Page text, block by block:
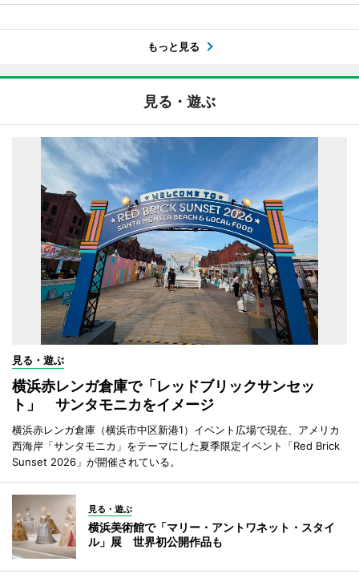
もっと見る
見る・遊ぶ
見る・遊ぶ
横浜赤レンガ倉庫で「レッドブリックサンセッ
ト」 サンタモニカをイメージ
横浜赤レンガ倉庫（横浜市中区新港1）イベント広場で現在、アメリカ
西海岸「サンタモニカ」をテーマにした夏季限定イベント「Red Brick
Sunset 2026」が開催されている。
見る・遊ぶ
横浜美術館で「マリー・アントワネット・スタイ
ル」展 世界初公開作品も